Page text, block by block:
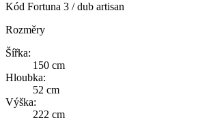
Kód Fortuna 3 / dub artisan
Rozměry
Šířka:
150 cm
Hloubka:
52 cm
Výška:
222 cm